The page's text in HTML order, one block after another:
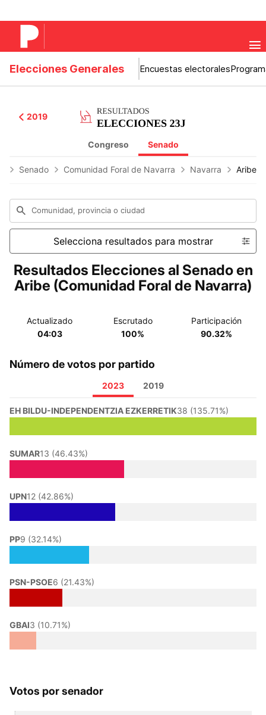
Elecciones Generales Encuestas electorales
2019
Congreso Senado
Senado Comunidad Foral de Navarra Navarra Aribe
Comunidad, provincia o ciudad
Selecciona resultados para mostrar
Resultados Elecciones al Senado en
Aribe (Comunidad Foral de Navarra)
Actualizado
04:03
Escrutado
100%
Participación
90.32%
Número de votos por partido
2023 2019
EH BILDU-INDEPENDENTZIA EZKERRETIK38 (135.71%)
SUMAR13 (46.43%)
UPN12 (42.86%)
PP9 (32.14%)
PSN-PSOE6 (21.43%)
GBAI3 (10.71%)
Votos por senador